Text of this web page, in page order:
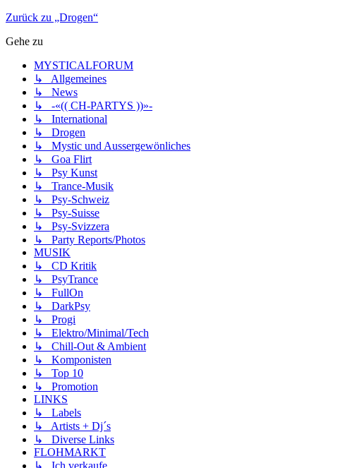
Zurück zu „Drogen“
Gehe zu
MYSTICALFORUM
↳ Allgemeines
↳ News
↳ -«(( CH-PARTYS ))»-
↳ International
↳ Drogen
↳ Mystic und Aussergewönliches
↳ Goa Flirt
↳ Psy Kunst
↳ Trance-Musik
↳ Psy-Schweiz
↳ Psy-Suisse
↳ Psy-Svizzera
↳ Party Reports/Photos
MUSIK
↳ CD Kritik
↳ PsyTrance
↳ FullOn
↳ DarkPsy
↳ Progi
↳ Elektro/Minimal/Tech
↳ Chill-Out & Ambient
↳ Komponisten
↳ Top 10
↳ Promotion
LINKS
↳ Labels
↳ Artists + Dj´s
↳ Diverse Links
FLOHMARKT